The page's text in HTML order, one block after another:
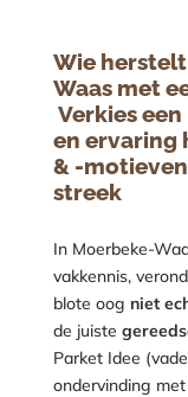
Wie
Waas met
Verkies
en ervaring
& -
streek
In Moerbeke-
vakkennis,
blote oog niet
de juiste
Parket Idee
ondervinding met